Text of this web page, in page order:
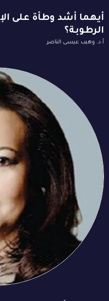
أيهما أشد وطأة على
الرطوبة؟
أ.د. وهيب عيسى الناصر